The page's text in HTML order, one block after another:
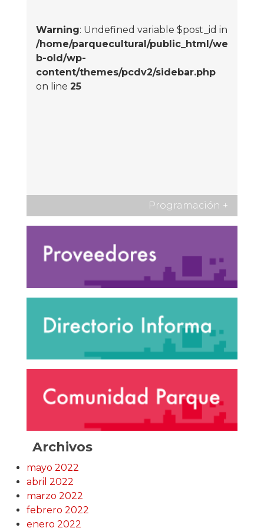
Warning: Undefined variable $post_id in
/home/parquecultural/public_html/we
b-old/wp-
content/themes/pcdv2/sidebar.php
on line 25
Programación +
Archivos
mayo 2022
abril 2022
marzo 2022
febrero 2022
enero 2022